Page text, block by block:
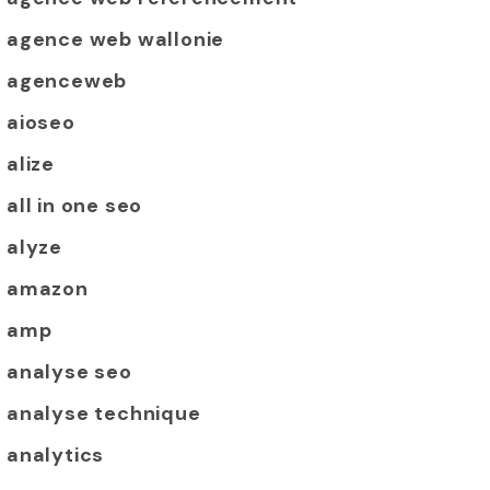
agence web wallonie
agenceweb
aioseo
alize
all in one seo
alyze
amazon
amp
analyse seo
analyse technique
analytics